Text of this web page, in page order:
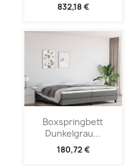
832,18 €
Boxspringbett
Dunkelgrau...
180,72 €